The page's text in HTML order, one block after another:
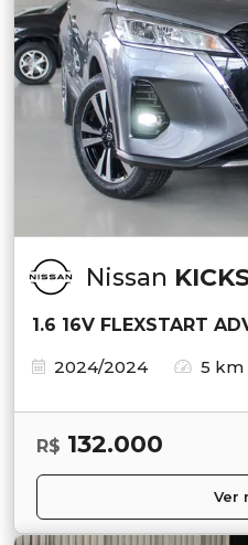
Nissan
1.6 16V FLEXSTART
2024/2024
5 km
R$ 132.000
Ver